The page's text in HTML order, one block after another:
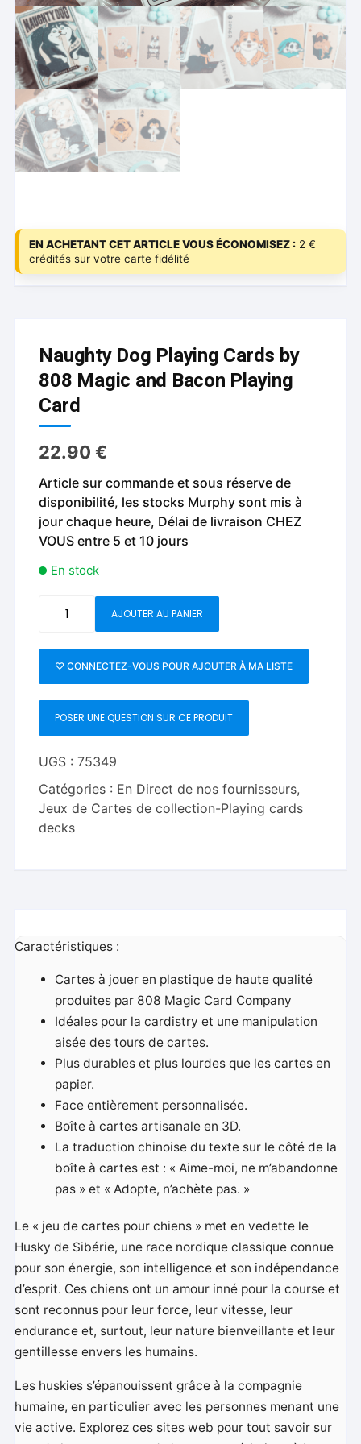
EN ACHETANT CET ARTICLE VOUS ÉCONOMISEZ : 2 €
crédités sur votre carte fidélité
Naughty Dog Playing Cards by
808 Magic and Bacon Playing
Card
22.90€
Article sur commande et sous réserve de
disponibilité, les stocks Murphy sont mis à
jour chaque heure, Délai de livraison CHEZ
VOUS entre 5 et 10 jours
En stock
Dog
Playing
Cards
808
Magic
Bacon
Playing
Card
AJOUTER AU PANIER
♡ CONNECTEZ-VOUS POUR AJOUTER À MA LISTE
POSER UNE QUESTION SUR CE PRODUIT
UGS :75349
Catégories : En Direct de nos fournisseurs,
Jeux de Cartes de collection-Playing cards
decks
Caractéristiques :
Cartes à jouer en plastique de haute qualité
produites par 808 Magic Card Company
Idéales pour la cardistry et une manipulation
aisée des tours de cartes.
Plus durables et plus lourdes que les cartes en
papier.
Face entièrement personnalisée.
Boîte à cartes artisanale en 3D.
La traduction chinoise du texte sur le côté de la
boîte à cartes est : « Aime-moi, ne m’abandonne
pas » et « Adopte, n’achète pas. »
Le « jeu de cartes pour chiens » met en vedette le
Husky de Sibérie, une race nordique classique connue
pour son énergie, son intelligence et son indépendance
d’esprit. Ces chiens ont un amour inné pour la course et
sont reconnus pour leur force, leur vitesse, leur
endurance et, surtout, leur nature bienveillante et leur
gentillesse envers les humains.
Les huskies s’épanouissent grâce à la compagnie
humaine, en particulier avec les personnes menant une
vie active. Explorez ces sites web pour tout savoir sur